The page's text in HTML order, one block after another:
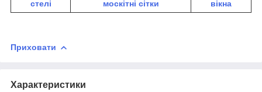
стелі
москітні сітки
вікна
Приховати
Характеристики